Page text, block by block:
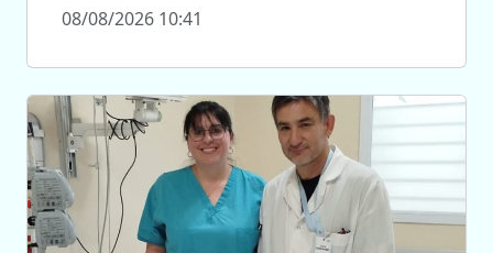
08/08/2026 10:41